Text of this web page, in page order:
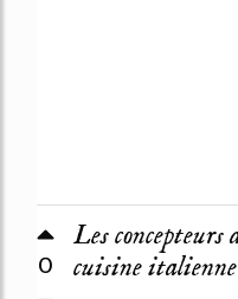
0
Les
cuisine italienne